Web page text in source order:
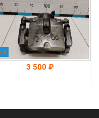
У
3 500 ₽
-->